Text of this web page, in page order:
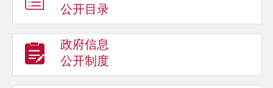
公开目录
政府信息
公开制度